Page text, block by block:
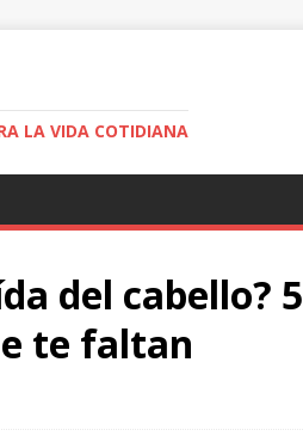
LA VIDA COTIDIANA
del cabello? 5
te faltan